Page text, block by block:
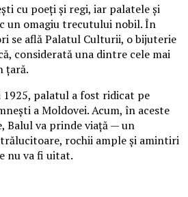
cu poeți și regi, iar palatele și
un omagiu trecutului nobil. În
se află Palatul Culturii, o bijuterie
considerată una dintre cele mai
țară.
palatul a fost ridicat pe
a Moldovei. Acum, în aceste
Balul va prinde viață — un
rochii ample și amintiri
nu va fi uitat.